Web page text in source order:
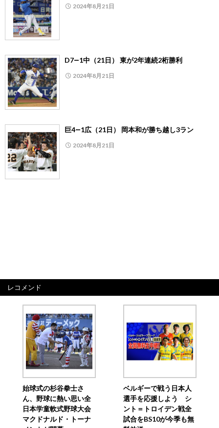
2024年8月21日
D7―1中（21日） 東が2年連続2桁勝利
2024年8月21日
巨4―1広（21日） 岡本和が勝ち越し3ラン
2024年8月21日
レコメンド
始球式の杉谷拳士さ
ん、野球に熱い思い全
日本学童軟式野球大会
マクドナルド・トーナ
ベルギーで戦う日本人
選手を応援しよう シ
ント＝トロイデン戦全
試合をBS10が今季も無